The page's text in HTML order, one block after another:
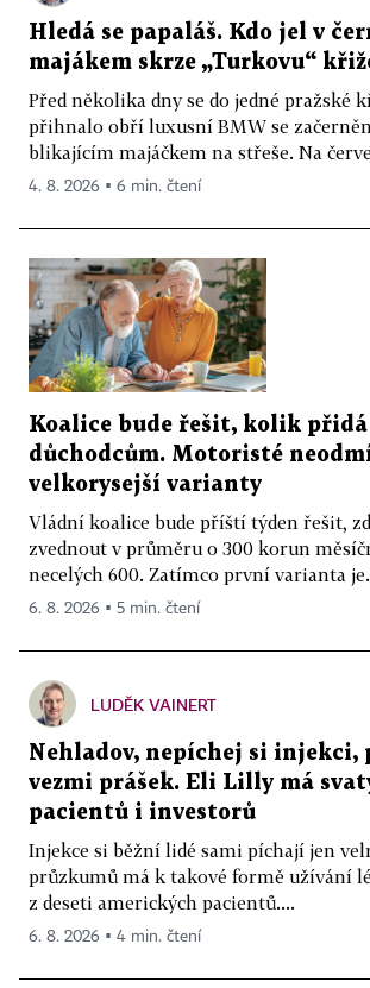
Hledá se papaláš. Kdo jel v
majákem skrze „Turkovu“
Před několika dny se do jedné pražské
přihnalo obří luxusní BMW se
blikajícím majáčkem na střeše. Na
4. 8. 2026 ▪ 6 min. čtení
Koalice bude řešit, kolik přidá
důchodcům. Motoristé
velkorysejší varianty
Vládní koalice bude příští týden řešit,
zvednout v průměru o 300 korun
necelých 600. Zatímco první varianta
6. 8. 2026 ▪ 5 min. čtení
LUDĚK VAINERT
Nehladov, nepíchej si injekci,
vezmi prášek. Eli Lilly má
pacientů i investorů
Injekce si běžní lidé sami píchají jen
průzkumů má k takové formě užívání
z deseti amerických pacientů....
6. 8. 2026 ▪ 4 min. čtení